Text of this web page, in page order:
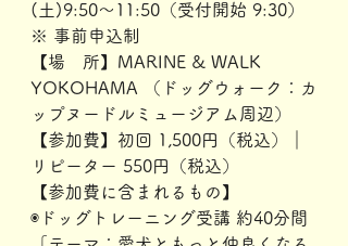
(土)9:50〜11:50（受付開始 9:30）
※ 事前申込制
【場　所】MARINE & WALK
YOKOHAMA （ドッグウォーク：カ
ップヌードルミュージアム周辺）
【参加費】初回 1,500円（税込）｜
リピーター 550円（税込）
【参加費に含まれるもの】
◉ドッグトレーニング受講 約40分間